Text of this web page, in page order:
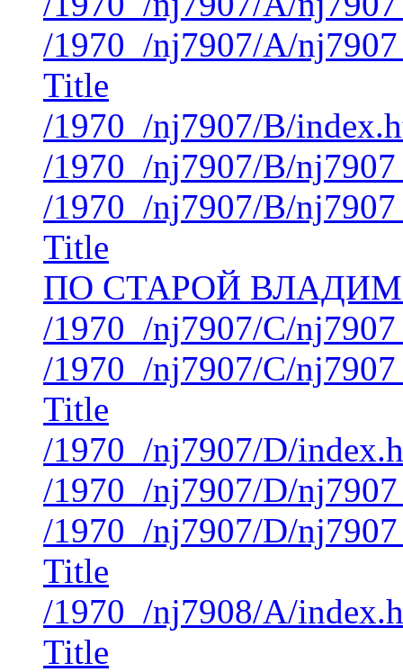
/1970_/nj7907/A/
Title
/1970_/nj7907/B/
/1970_/nj7907/B/
/1970_/nj7907/B/
Title
ПО СТАРОЙ
/1970_/nj7907/C/
/1970_/nj7907/C/
Title
/1970_/nj7907/D/
/1970_/nj7907/D/
/1970_/nj7907/D/
Title
/1970_/nj7908/A/
Title